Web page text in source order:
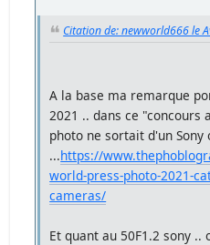
Citation de: newworld666 le
A la base ma remarque
2021 .. dans ce "concours
photo ne sortait d'un Sony
...https://
world-press-photo-2021-
cameras/
Et quant au 50F1.2 sony